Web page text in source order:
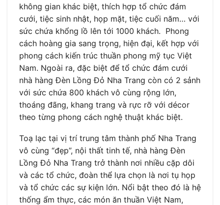
không gian khác biệt, thích hợp tổ chức đám
cưới, tiệc sinh nhật, họp mặt, tiệc cuối năm… với
sức chứa khổng lồ lên tới 1000 khách. Phong
cách hoàng gia sang trọng, hiện đại, kết hợp với
phong cách kiến trúc thuần phong mỹ tục Việt
Nam. Ngoài ra, đặc biệt để tổ chức đám cưới
nhà hàng Đèn Lồng Đỏ Nha Trang còn có 2 sảnh
với sức chứa 800 khách vô cùng rộng lớn,
thoáng đãng, khang trang và rực rỡ với décor
theo từng phong cách nghệ thuật khác biệt.
Toạ lạc tại vị trí trung tâm thành phố Nha Trang
vô cùng “đẹp”, nội thất tinh tế, nhà hàng Đèn
Lồng Đỏ Nha Trang trở thành nơi nhiều cặp dôi
và các tổ chức, đoàn thể lựa chọn là nơi tụ họp
và tổ chức các sự kiện lớn. Nổi bật theo đó là hệ
thống ẩm thực, các món ăn thuần Việt Nam,